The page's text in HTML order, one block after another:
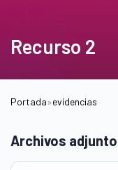
Recurso 2
Portada»evidencias
Archivos